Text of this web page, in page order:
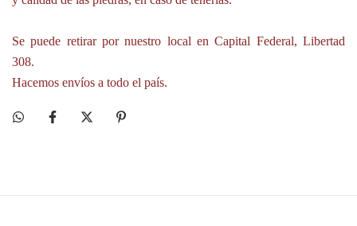
Se puede retirar por nuestro local en Capital Federal, Libertad
308.
Hacemos envíos a todo el país.